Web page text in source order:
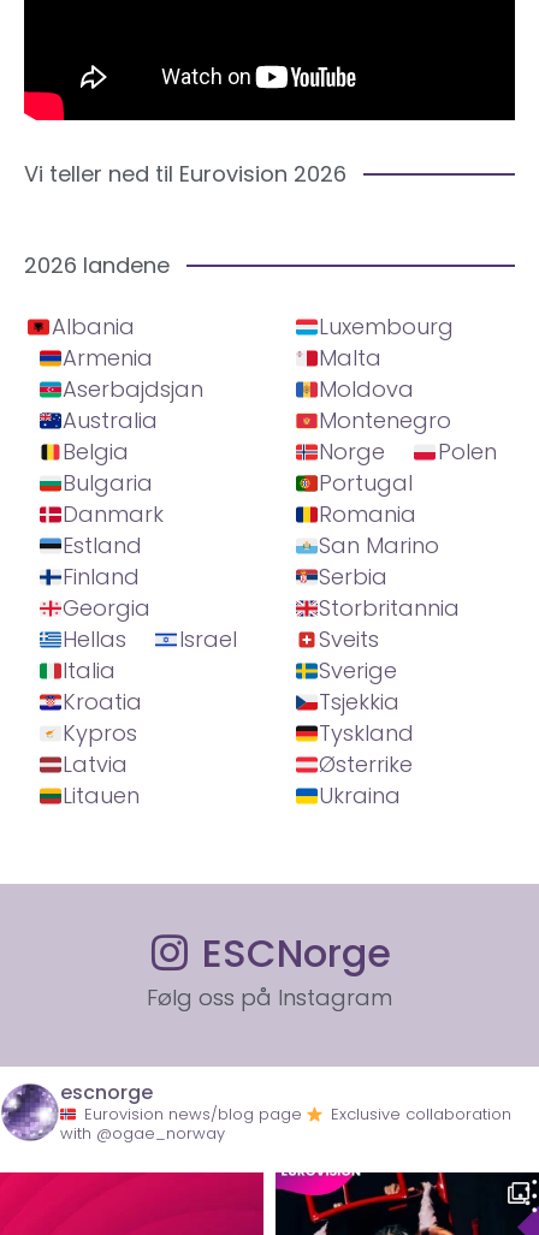
Vi teller ned til Eurovision 2026
2026 landene
Albania
Armenia
Aserbajdsjan
Australia
Belgia
Bulgaria
Danmark
Estland
Finland
Georgia
Hellas
Israel
Italia
Kroatia
Kypros
Latvia
Litauen
Luxembourg
Malta
Moldova
Montenegro
Norge
Polen
Portugal
Romania
San Marino
Serbia
Storbritannia
Sveits
Sverige
Tsjekkia
Tyskland
Østerrike
Ukraina
ESCNorge
Følg oss på Instagram
escnorge
Eurovision news/blog page
Exclusive collaboration
with @ogae_norway